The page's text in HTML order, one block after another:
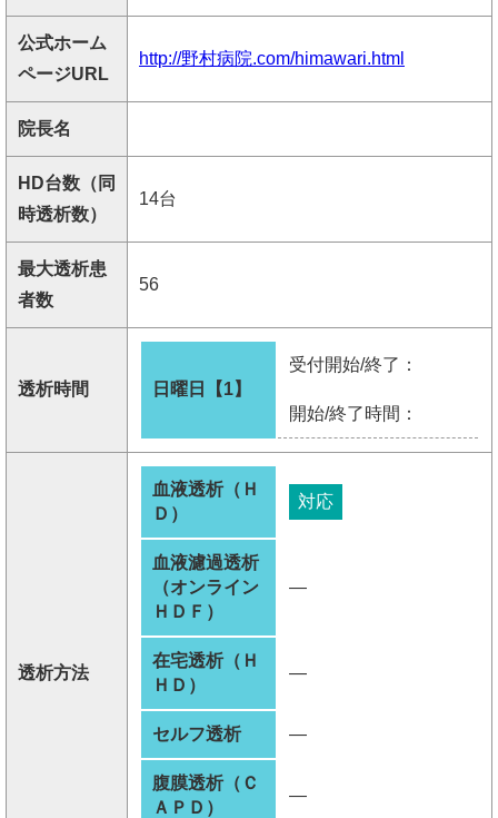
公式ホーム
ページURL
http://野村病院.com/himawari.html
院長名
HD台数（同
時透析数）
14台
最大透析患
者数
56
透析時間 日曜日【1】
受付開始/終了：
開始/終了時間：
透析方法
血液透析（Ｈ
Ｄ）
対応
血液濾過透析
（オンライン
ＨＤＦ）
―
在宅透析（Ｈ
ＨＤ）
―
セルフ透析 ―
腹膜透析（Ｃ
ＡＰＤ）
―